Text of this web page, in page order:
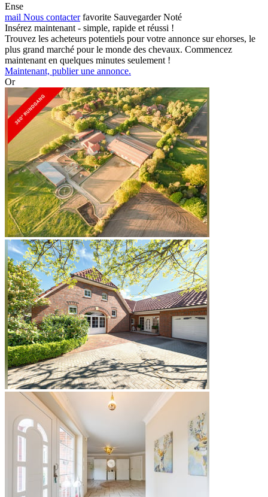
Ense
mail Nous contacter favorite Sauvegarder Noté
Insérez maintenant - simple, rapide et réussi !
Trouvez les acheteurs potentiels pour votre annonce sur ehorses, le
plus grand marché pour le monde des chevaux. Commencez
maintenant en quelques minutes seulement !
Maintenant, publier une annonce.
Or